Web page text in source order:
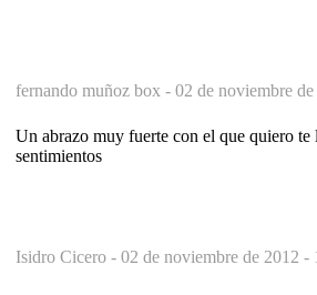
fernando muñoz box - 02 de noviembre
Un abrazo muy fuerte con el que quiero te
sentimientos
Isidro Cicero - 02 de noviembre de 2012 -